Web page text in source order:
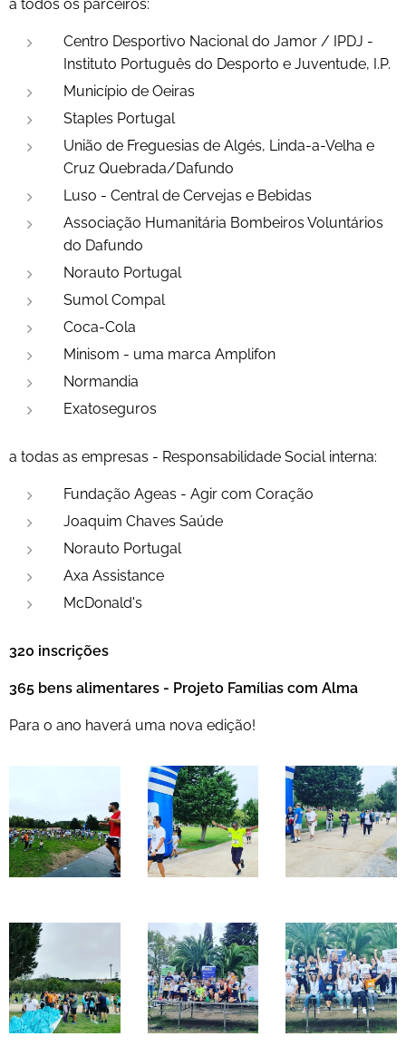
a todos os parceiros:
Centro Desportivo Nacional do Jamor / IPDJ -
Instituto Português do Desporto e Juventude, I.P.
Município de Oeiras
Staples Portugal
União de Freguesias de Algés, Linda-a-Velha e
Cruz Quebrada/Dafundo
Luso - Central de Cervejas e Bebidas
Associação Humanitária Bombeiros Voluntários
do Dafundo
Norauto Portugal
Sumol Compal
Coca-Cola
Minisom - uma marca Amplifon
Normandia
Exatoseguros
a todas as empresas - Responsabilidade Social interna:
Fundação Ageas - Agir com Coração
Joaquim Chaves Saúde
Norauto Portugal
Axa Assistance
McDonald's
320 inscrições
365 bens alimentares - Projeto Famílias com Alma
Para o ano haverá uma nova edição!